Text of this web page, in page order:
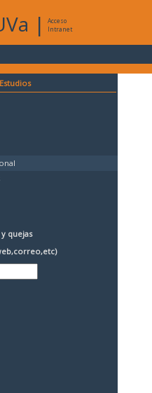
|
Acceso
Intranet
Estudios
quejas